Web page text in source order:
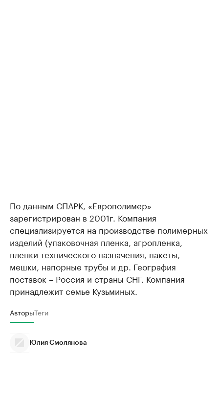
По данным СПАРК, «Европолимер»
зарегистрирован в 2001г. Компания
специализируется на производстве полимерных
изделий (упаковочная пленка, агропленка,
пленки технического назначения, пакеты,
мешки, напорные трубы и др. География
поставок – Россия и страны СНГ. Компания
принадлежит семье Кузьминых.
АвторыТеги
Юлия Смолянова